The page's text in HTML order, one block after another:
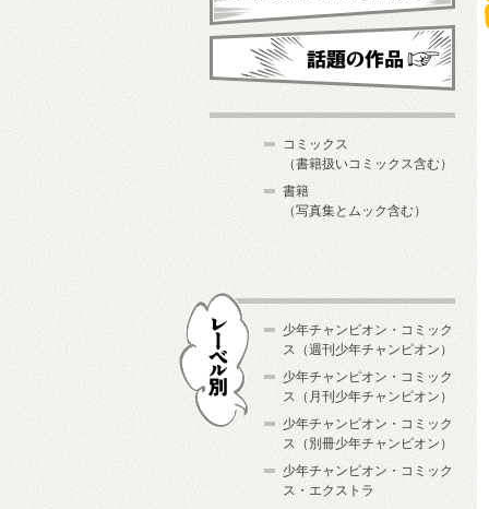
これから発売予定
コミックス
（書籍扱いコミックス含む）
書籍
（写真集とムック含む）
少年チャンピオン・コミック
ス（週刊少年チャンピオン）
少年チャンピオン・コミック
ス（月刊少年チャンピオン）
少年チャンピオン・コミック
ス（別冊少年チャンピオン）
少年チャンピオン・コミック
ス・エクストラ